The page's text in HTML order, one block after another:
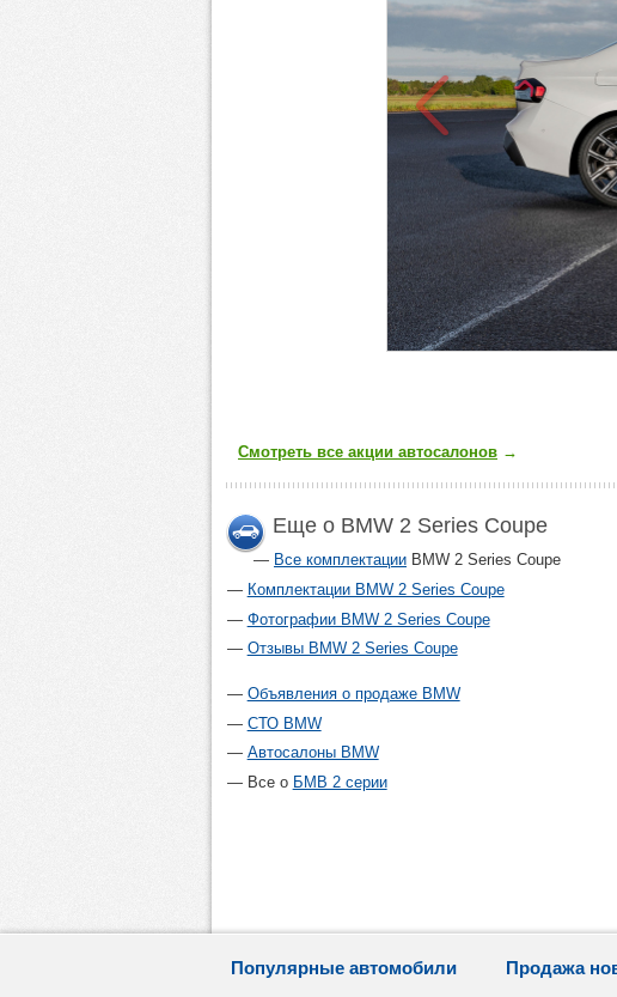
Смотреть все акции автосалонов →
Еще о BMW 2 Series Coupe
Все комплектации BMW 2 Series Coupe
Комплектации BMW 2 Series Coupe
Фотографии BMW 2 Series Coupe
Отзывы BMW 2 Series Coupe
Объявления о продаже BMW
СТО BMW
Автосалоны BMW
Все о БМВ 2 серии
Популярные автомобили Продажа